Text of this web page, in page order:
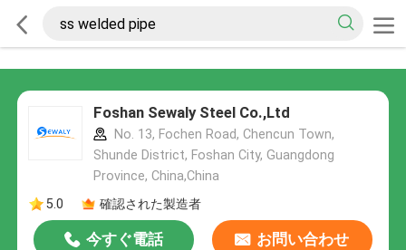
Foshan Sewaly Steel Co.,Ltd
No. 13, Fochen Road, Chencun Town,
Shunde District, Foshan City, Guangdong
Province, China,China
5.0
確認された製造者
今すぐ電話 お問い合わせ